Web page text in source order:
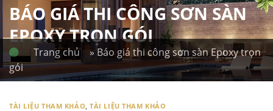
BÁO GIÁ THI CÔNG SƠN SÀN
EPOXY TRỌN GÓI
Trang chủ » Báo giá thi công sơn sàn Epoxy trọn
gói
TÀI LIỆU THAM KHẢO,TÀI LIỆU THAM KHẢO